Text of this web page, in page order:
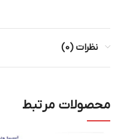
نظرات (0)
محصولات مرتبط